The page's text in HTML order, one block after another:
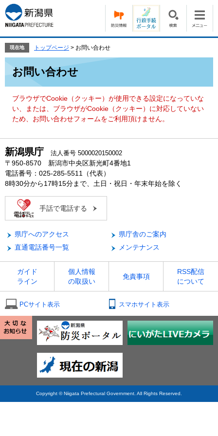
ー
ジ
の
頭
す。
ニ
ュ
ー
飛
て
現在地 トップページ > お問い合わせ
お問い合わせ
ブラウザでCookie（クッキー）が使用できる設定になっていな
い、または、ブラウザがCookie（クッキー）に対応していない
ため、お問い合わせフォームをご利用頂けません。
新潟県庁 法人番号 5000020150002
〒950-8570 新潟市中央区新光町4番地1
電話番号：025-285-5511（代表）
8時30分から17時15分まで、土日・祝日・年末年始を除く
手話で電話する
県庁へのアクセス
県庁舎のご案内
直通電話番号一覧
メンテナンス
ガイド
ライン
個人情報
の取扱い
免責事項
RSS配信
について
PCサイト表示 スマホサイト表示
Copyright © Niigata Prefectural Government. All Rights Reserved.